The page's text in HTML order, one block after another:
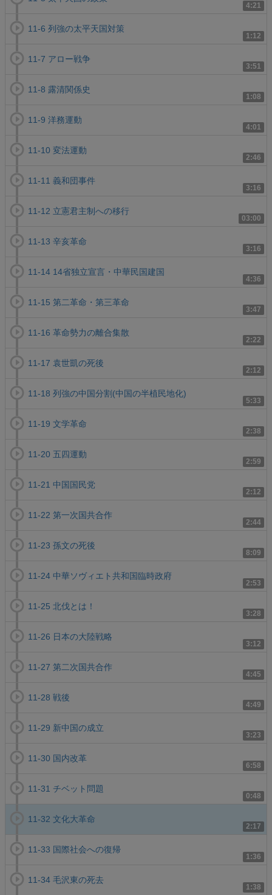
4:21
1:12
11-6 列強の太平天国対策
3:51
11-7 アロー戦争
1:08
11-8 露清関係史
4:01
11-9 洋務運動
2:46
11-10 変法運動
3:16
11-11 義和団事件
03:00
11-12 立憲君主制への移行
3:16
11-13 辛亥革命
4:36
11-14 14省独立宣言・中華民国建国
3:47
11-15 第二革命・第三革命
2:22
11-16 革命勢力の離合集散
2:12
11-17 袁世凱の死後
5:33
11-18 列強の中国分割(中国の半植民地化)
2:38
11-19 文学革命
2:59
11-20 五四運動
2:12
11-21 中国国民党
2:44
11-22 第一次国共合作
8:09
11-23 孫文の死後
2:53
11-24 中華ソヴィエト共和国臨時政府
3:28
11-25 北伐とは！
3:12
11-26 日本の大陸戦略
4:45
11-27 第二次国共合作
4:49
11-28 戦後
3:23
11-29 新中国の成立
6:58
11-30 国内改革
0:48
11-31 チベット問題
2:17
11-32 文化大革命
1:36
11-33 国際社会への復帰
1:38
11-34 毛沢東の死去